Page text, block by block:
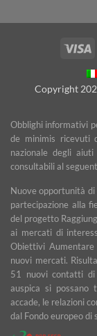
Copyright
Obblighi informativi
de minimis ricevuti
nazionale degli
consultabili al
Nuove opportunità
partecipazione alla
del progetto
ai mercati di
Obiettivi
nuovi mercati.
51 nuovi contatti
auspica si possano
accade, le relazioni
dal Fondo europeo di